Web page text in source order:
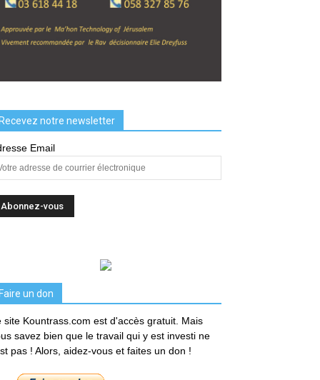
Recevez notre newsletter
Email
Faire un don
site Kountrass.com est d'accès gratuit. Mais
savez bien que le travail qui y est investi ne
pas ! Alors, aidez-vous et faites un don !